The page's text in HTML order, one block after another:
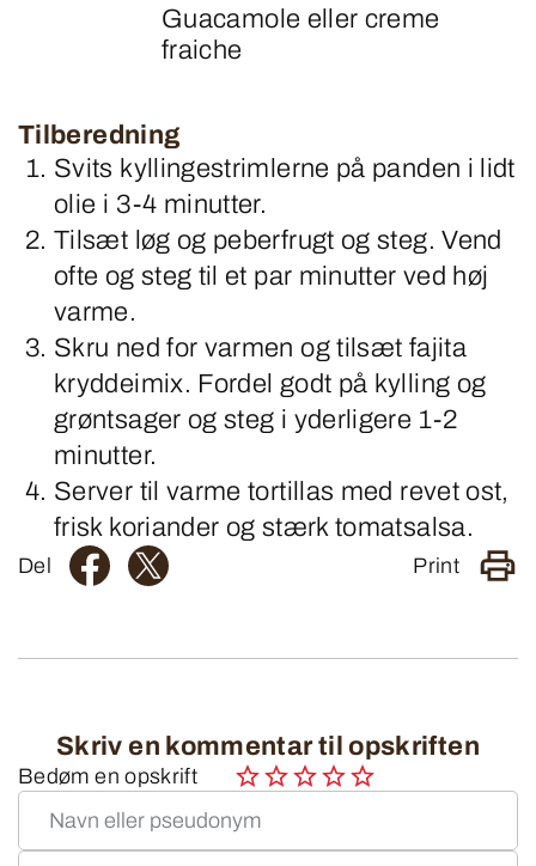
Guacamole eller creme
fraiche
Tilberedning
Svits kyllingestrimlerne på panden i lidt
olie i 3-4 minutter.
Tilsæt løg og peberfrugt og steg. Vend
ofte og steg til et par minutter ved høj
varme.
Skru ned for varmen og tilsæt fajita
kryddeimix. Fordel godt på kylling og
grøntsager og steg i yderligere 1-2
minutter.
Server til varme tortillas med revet ost,
frisk koriander og stærk tomatsalsa.
Del Print
Skriv en kommentar til opskriften
Bedøm en opskrift